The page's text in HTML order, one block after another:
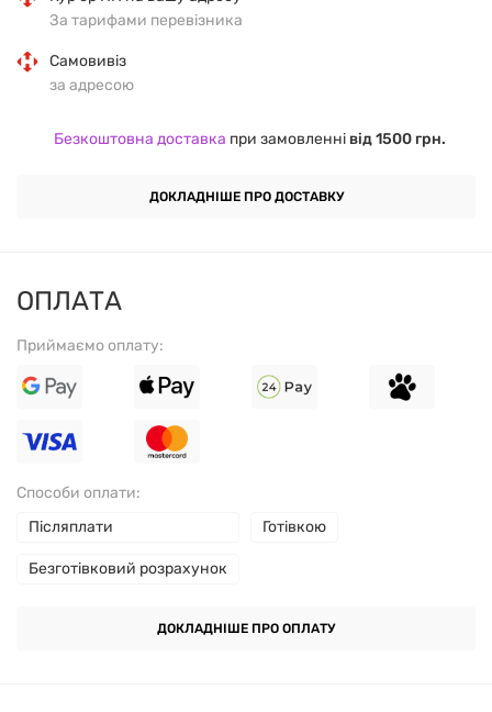
За тарифами перевізника
Самовивіз
за адресою
Безкоштовна доставка при замовленні від 1500 грн.
ДОКЛАДНІШЕ ПРО ДОСТАВКУ
ОПЛАТА
Приймаємо оплату:
Способи оплати:
Післяплати
Готівкою
Безготівковий розрахунок
ДОКЛАДНІШЕ ПРО ОПЛАТУ
* Ширина 40 см
* Довжина 80 см
* Діаметр 27 мм
* Матеріал: пластик